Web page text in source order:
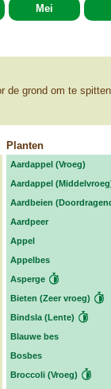
Mei
de grond om te
Planten
Aardappel (Vroeg)
Aardappel
Aardbeien
Aardpeer
Appel
Appelbes
Asperge
Bieten (Zeer vroeg)
Bindsla (Lente)
Blauwe bes
Bosbes
Broccoli (Vroeg)